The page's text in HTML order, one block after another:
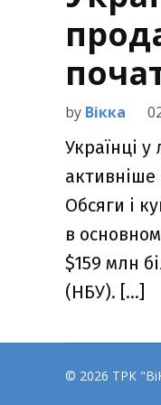
by Вікка
Українці
Обсяги і
в
$159 млн
(НБУ). […]
© 2026 ТРК